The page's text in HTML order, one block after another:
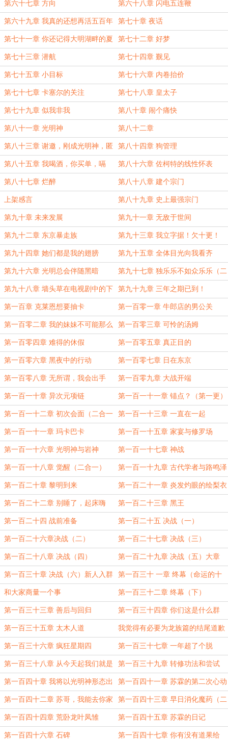
追读）
第六十七章 方向 第六十八章 闪电五连鞭
第六十九章 我真的还想再活五百年 第七十章 夜话
第七十一章 你还记得大明湖畔的夏 第七十二章 好梦
第七十三章 潜航 第七十四章 觐见
第七十五章 小目标 第七十六章 内卷抬价
第七十七章 卡塞尔的关注 第七十八章 皇太子
第七十九章 似我非我 第八十章 闹个痛快
第八十一章 光明神 第八十二章
第八十三章 谢邀，刚成光明神，匿
了（二合一）
第八十四章 狗管理
第八十五章 我喝酒，你买单，嗝 第八十六章 佐柯特的线性怀表
第八十七章 烂醉 第八十八章 建个宗门
上架感言 第八十九章 史上最强宗门
第九十章 未来发展 第九十一章 无敌于世间
第九十二章 东京暴走族 第九十三章 我立字据！欠十更！
第九十四章 她们都是我的翅膀 第九十五章 全体目光向我看齐
第九十六章 光明总会伴随黑暗 第九十七章 独乐乐不如众乐乐（二
合一近五千字）
第九十八章 墙头草在电视剧中的下
场
第九十九章 三年之期已到！
第一百章 克莱恩想要抽卡 第一百零一章 牛郎店的男公关
第一百零二章 我的妹妹不可能那么
可爱
第一百零三章 可怜的汤姆
第一百零四章 难得的休假 第一百零五章 真正目的
第一百零六章 黑夜中的行动 第一百零七章 日在东京
第一百零八章 无所谓，我会出手 第一百零九章 大战开端
第一百一十章 异次元项链 第一百一十一章 锚点？（第一更）
第一百一十二章 初次会面（二合一
5000字）
第一百一十三章 一直在一起
第一百一十一章 玛卡巴卡 第一百一十五章 家宴与修罗场
第一百一十六章 光明神与岩神 第一百一十七章 神战
第一百一十八章 觉醒（二合一） 第一百一十九章 古代学者与路鸣泽
第一百二十章 黎明到来 第一百二十一章 炎发灼眼的绘梨衣
（二合一）
第一百二十二章 别睡了，起床嗨 第一百二十三章 黑王
第一百二十四 战前准备 第一百二十五 决战（一）
第一百二十六章决战（二） 第一百二十七章 决战（三）
第一百二十八章 决战（四） 第一百二十九章 决战（五）大章
7000字龙族明天完结
第一百三十章 决战（六）新人入群 第一百三十 一章 终幕（命运的十
字路口）上
和大家商量一个事 第一百三十二章 终幕（下）
第一百三十三章 善后与回归 第一百三十四章 你们这是什么群
啊？
第一百三十五章 太木人道 我觉得有必要为龙族篇的结尾道歉
第一百三十六章 疯狂星期四 第一百三十七章 一年超了个脱
第一百三十八章 从今天起我们就是
好兄弟了
第一百三十九章 转修功法和尝试
第一百四十章 我将以光明神形态出
击
第一百四十一章 苏霖的第二次心动
第一百四十二章 苏哥，我能去你家
过年么？（二合一）
第一百四十三章 早日消化魔药（二
合一）
第一百四十四章 荒卧龙叶凤雏 第一百四十五章 苏霖的日记
第一百四十六章 石碑 第一百四十七章 你有没有道果给